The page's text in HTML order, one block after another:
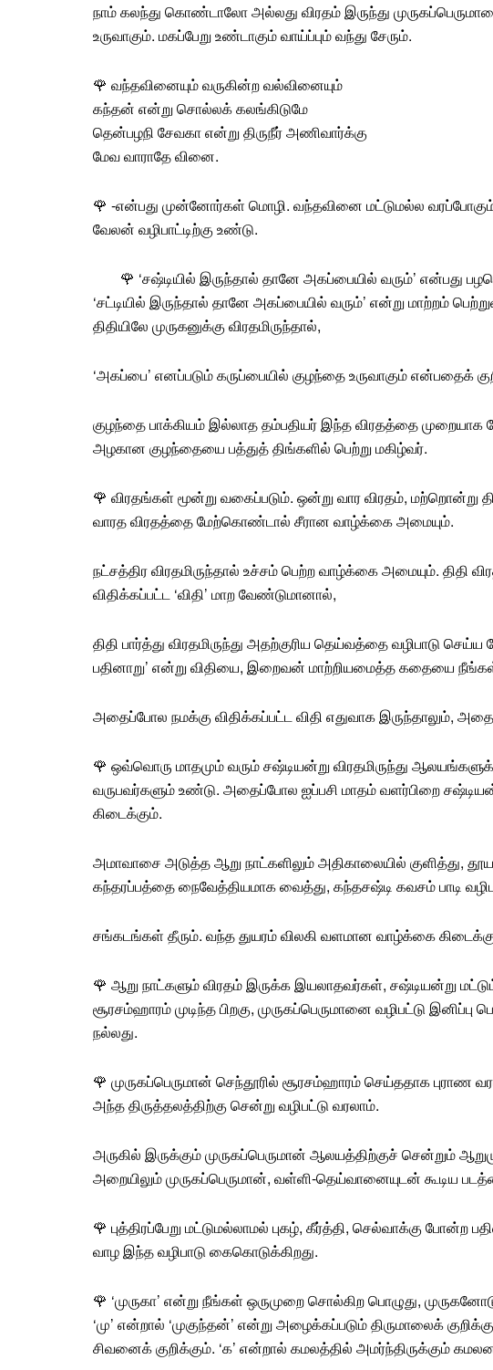
நாம் கலந்து கொண்டாலோ அல்லது விரதம் இருந்து
உருவாகும். மகப்பேறு உண்டாகும் வாய்ப்பும் வந்து சேரும்.
🌹 வந்தவினையும்வருகின்ற வல்வினையும்
கந்தன் என்று சொல்லக் கலங்கிடுமே
தென்பழநி சேவகா என்று திருநீர் அணிவார்க்கு
மேவ வாராதே வினை.
🌹 -என்பது முன்னோர்கள் மொழி. வந்தவினை மட்டுமல்ல
வேலன் வழிபாட்டிற்கு உண்டு.
🌹 ‘சஷ்டியில் இருந்தால் தானே அகப்பையில் வரும்’ என்பது
‘சட்டியில் இருந்தால் தானே அகப்பையில் வரும்’ என்று மாற்றம்
திதியிலே முருகனுக்கு விரதமிருந்தால்,
‘அகப்பை’ எனப்படும் கருப்பையில் குழந்தை உருவாகும் என்பதைக்
குழந்தை பாக்கியம்இல்லாத தம்பதியர் இந்த விரதத்தை முறையாக
அழகான குழந்தையை பத்துத் திங்களில் பெற்று மகிழ்வர்.
🌹 விரதங்கள் மூன்று வகைப்படும். ஒன்று வார விரதம், மற்றொன்று
வாரத விரதத்தை மேற்கொண்டால் சீரான வாழ்க்கை அமையும்.
நட்சத்திர விரதமிருந்தால் உச்சம் பெற்றவாழ்க்கைஅமையும். திதி
விதிக்கப்பட்ட ‘விதி’ மாற வேண்டுமானால்,
திதி பார்த்து விரதமிருந்து அதற்குரிய தெய்வத்தை வழிபாடு
பதினாறு’ என்று விதியை, இறைவன் மாற்றியமைத்த கதையை நீங்கள்
அதைப்போல நமக்கு விதிக்கப்பட்ட விதி எதுவாக இருந்தாலும்,
🌹 ஒவ்வொரு மாதமும் வரும் சஷ்டியன்று விரதமிருந்து
வருபவர்களும் உண்டு. அதைப்போல ஐப்பசி மாதம் வளர்பிறை
கிடைக்கும்.
அமாவாசை அடுத்த ஆறு நாட்களிலும் அதிகாலையில் குளித்து,
கந்தரப்பத்தை நைவேத்தியமாக வைத்து, கந்தசஷ்டி கவசம் பாடி
சங்கடங்கள் தீரும். வந்த துயரம் விலகி வளமான வாழ்க்கை
🌹 ஆறு நாட்களும்விரதம்இருக்க இயலாதவர்கள், சஷ்டியன்று
சூரசம்ஹாரம் முடிந்த பிறகு, முருகப்பெருமானை வழிபட்டு
நல்லது.
🌹 முருகப்பெருமான் செந்தூரில் சூரசம்ஹாரம் செய்ததாகபுராண
அந்த திருத்தலத்திற்கு சென்று வழிபட்டு வரலாம்.
அருகில் இருக்கும்முருகப்பெருமான் ஆலயத்திற்குச் சென்றும்
அறையிலும் முருகப்பெருமான், வள்ளி-தெய்வானையுடன் கூடிய
🌹 புத்திரப்பேறு மட்டுமல்லாமல் புகழ், கீர்த்தி, செல்வாக்குபோன்ற
வாழ இந்த வழிபாடு கைகொடுக்கிறது.
🌹 ‘முருகா’ என்று நீங்கள் ஒருமுறை சொல்கிற பொழுது,
‘மு’ என்றால் ‘முகுந்தன்’ என்று அழைக்கப்படும் திருமாலைக்
சிவனைக் குறிக்கும். ‘க’ என்றால் கமலத்தில் அமர்ந்திருக்கும்